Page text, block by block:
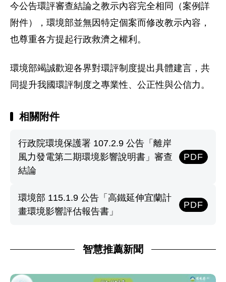
今公告環評審查結論之教示內容完全相同（案例詳
附件），環境部並無因特定個案而修改教示內容，
也尊重各方提起行政救濟之權利。
環境部竭誠歡迎各界對環評制度提出具體建言，共
同提升我國環評制度之專業性、公正性與公信力。
相關附件
行政院環境保護署 107.2.9 公告「離岸
風力發電第二期環境影響說明書」審查
結論
PDF
環境部 115.1.9 公告「高鐵延伸宜蘭計
畫環境影響評估報告書」
PDF
智慧推薦新聞